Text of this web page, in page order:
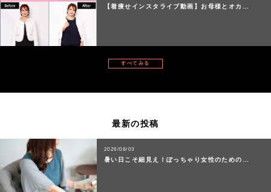
【着痩せインスタライブ動画】お母様とオカ…
すべてみる
最新の投稿
2026/08/03
暑い日こそ細見え！ぽっちゃり女性のための…